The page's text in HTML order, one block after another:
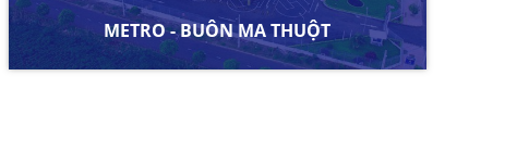
METRO - BUÔN MA THUỘT